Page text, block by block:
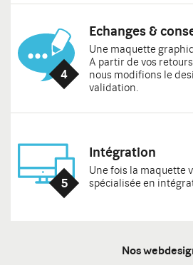
Echanges &
Une maquette
A partir de vos
nous modifions le
validation.
Intégration
Une fois la maquette
spécialisée en
Nos
http://www.lesjouetsenbois.com
Le site Étude de cas